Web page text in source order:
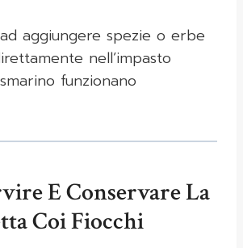
aggiungere spezie o erbe
nell’impasto
funzionano
E Conservare La
Coi Fiocchi